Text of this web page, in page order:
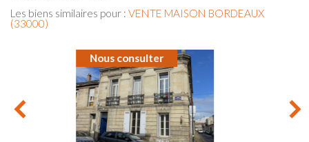
Les biens similaires pour : VENTE MAISON BORDEAUX
(33000)
Nous consulter